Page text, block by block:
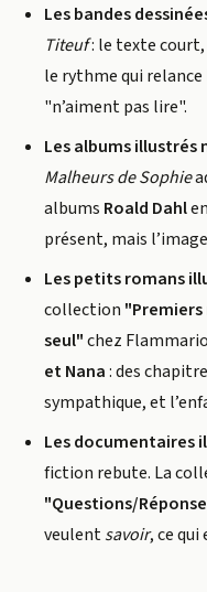
Les bandes
Titeuf: le texte court,
le rythme qui
"n’aiment pas lire".
Les albums illustrés
Malheurs de Sophie
albums Roald Dahl
présent, mais
Les petits romans
collection
seul"chez
et Nana: des
sympathique, et
Les documentaires
fiction rebute. La
"Questions/
veulentsavoir, ce